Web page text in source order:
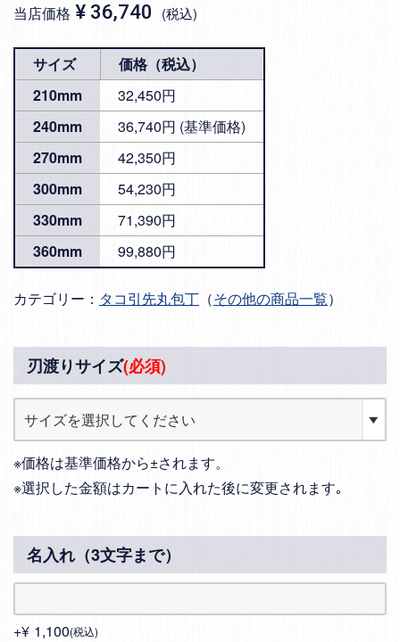
当店価格 ¥ 36,740 税込
サイズ
価格（税込）
210mm
32,450円
240mm
36,740円 (基準価格)
270mm
42,350円
300mm
54,230円
330mm
71,390円
360mm
99,880円
カテゴリー： タコ引先丸包丁 （その他の商品一覧）
刃渡りサイズ(必須)
※価格は基準価格から±されます。
※選択した金額はカートに入れた後に変更されます｡
名入れ（3文字まで）
+¥ 1,100 税込